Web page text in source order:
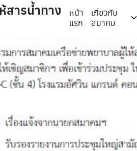
สารน้ำทาง
หน้า
แรก
เกี่ยวกับ
สมาคม
for: